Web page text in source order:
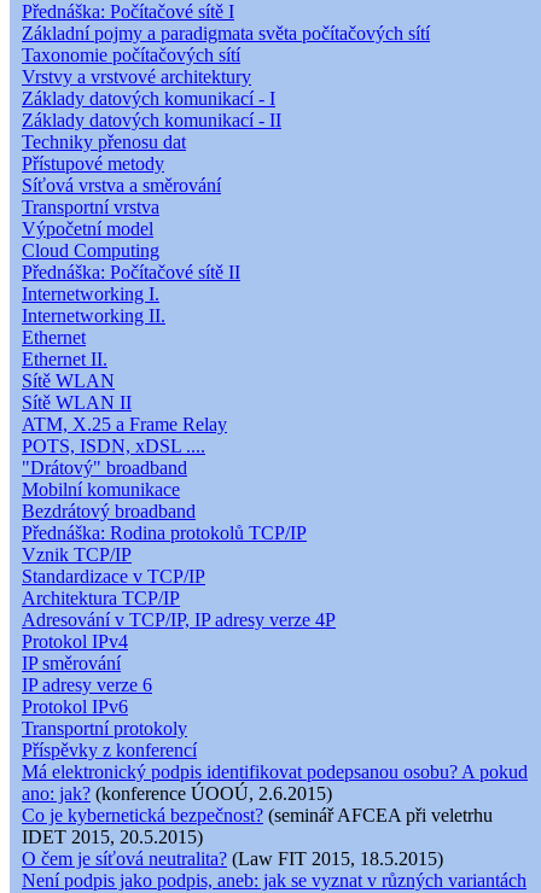
Přednáška: Počítačové sítě I
Základní pojmy a paradigmata světa počítačových sítí
Taxonomie počítačových sítí
Vrstvy a vrstvové architektury
Základy datových komunikací - I
Základy datových komunikací - II
Techniky přenosu dat
Přístupové metody
Síťová vrstva a směrování
Transportní vrstva
Výpočetní model
Cloud Computing
Přednáška: Počítačové sítě II
Internetworking I.
Internetworking II.
Ethernet
Ethernet II.
Sítě WLAN
Sítě WLAN II
ATM, X.25 a Frame Relay
POTS, ISDN, xDSL ....
"Drátový" broadband
Mobilní komunikace
Bezdrátový broadband
Přednáška: Rodina protokolů TCP/IP
Vznik TCP/IP
Standardizace v TCP/IP
Architektura TCP/IP
Adresování v TCP/IP, IP adresy verze 4P
Protokol IPv4
IP směrování
IP adresy verze 6
Protokol IPv6
Transportní protokoly
Příspěvky z konferencí
Má elektronický podpis identifikovat podepsanou osobu? A pokud
ano: jak? (konference ÚOOÚ, 2.6.2015)
Co je kybernetická bezpečnost? (seminář AFCEA při veletrhu
IDET 2015, 20.5.2015)
O čem je síťová neutralita? (Law FIT 2015, 18.5.2015)
Není podpis jako podpis, aneb: jak se vyznat v různých variantách